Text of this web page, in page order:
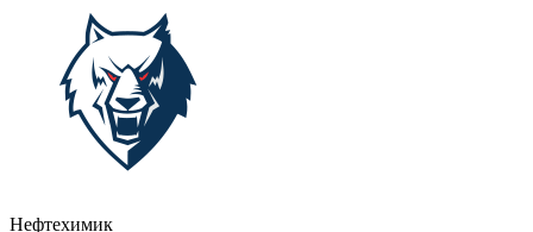
Нефтехимик